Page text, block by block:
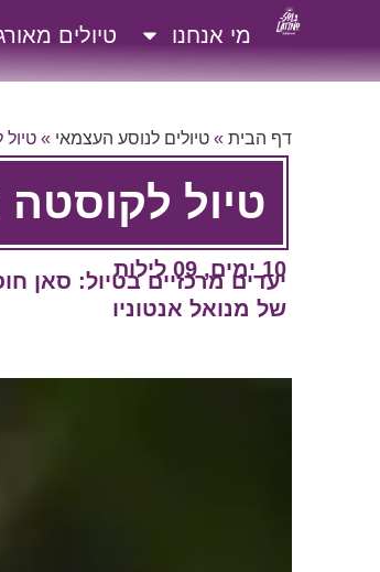
מי אנחנו טיולים
דף הבית » טיולים לנוסע העצמאי »
טיול לקוסטה
10 ימים, 09 לילות
יעדים מרכזיים בטיול: סאן
של מנואל אנטוניו